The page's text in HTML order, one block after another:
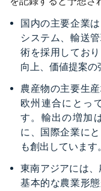
国内の主要企業
システム、輸送
術を採用してお
向上、価値提案の
農産物の主要生
欧州連合にとっ
す。輸出の増加
に、国際企業に
も創出しています。
東南アジアには
基本的な農業形